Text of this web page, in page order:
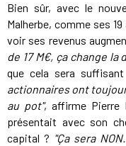
Bien sûr, avec le
Malherbe, comme ses
voir ses revenus
de 17 M€, ça change la
que cela sera
actionnaires ont
au pot", affirme Pierre
présentait avec son
capital ? "Ça sera